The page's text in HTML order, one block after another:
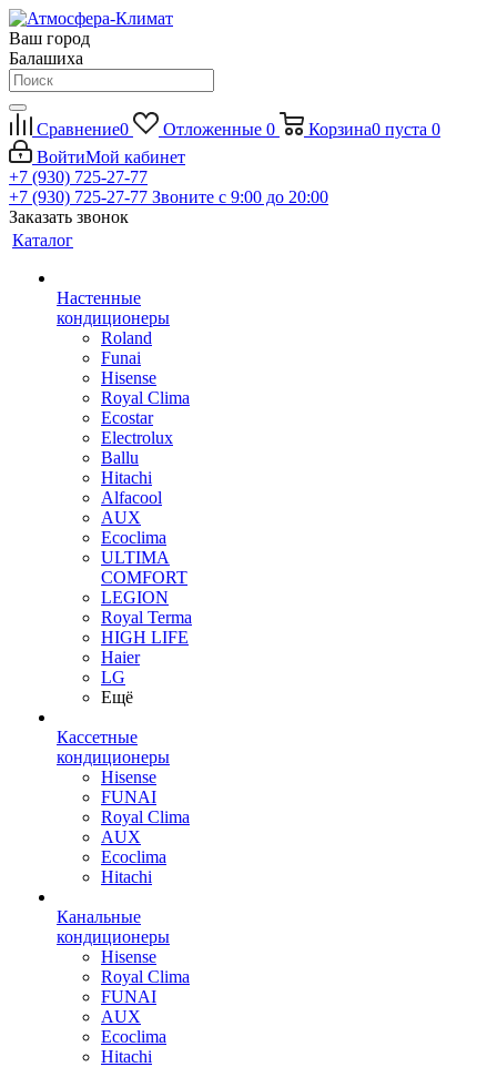
Ваш город
Балашиха
Сравнение0 Отложенные 0 Корзина0 пуста 0
ВойтиМой кабинет
+7 (930) 725-27-77
+7 (930) 725-27-77 Звоните с 9:00 до 20:00
Заказать звонок
Каталог
Настенные
кондиционеры
Roland
Funai
Hisense
Royal Clima
Ecostar
Electrolux
Ballu
Hitachi
Alfacool
AUX
Ecoclima
ULTIMA
COMFORT
LEGION
Royal Terma
HIGH LIFE
Haier
LG
Ещё
Кассетные
кондиционеры
Hisense
FUNAI
Royal Clima
AUX
Ecoclima
Hitachi
Канальные
кондиционеры
Hisense
Royal Clima
FUNAI
AUX
Ecoclima
Hitachi